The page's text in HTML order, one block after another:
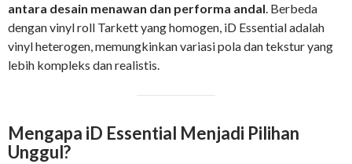
antara desain menawan dan performa andal. Berbeda
dengan vinyl roll Tarkett yang homogen, iD Essential adalah
vinyl heterogen, memungkinkan variasi pola dan tekstur yang
lebih kompleks dan realistis.
Mengapa iD Essential Menjadi Pilihan
Unggul?